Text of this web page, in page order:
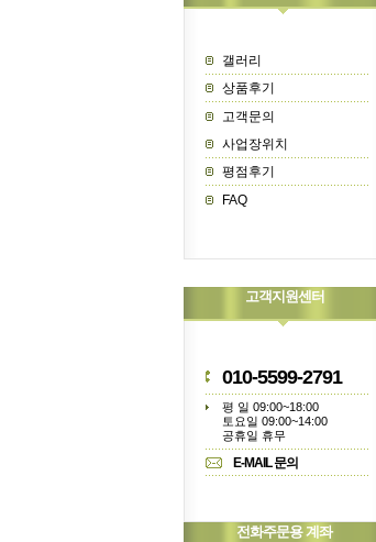
갤러리
상품후기
고객문의
사업장위치
평점후기
FAQ
고객지원센터
010-5599-2791
평 일 09:00~18:00
토요일 09:00~14:00
공휴일 휴무
E-MAIL 문의
전화주문용 계좌